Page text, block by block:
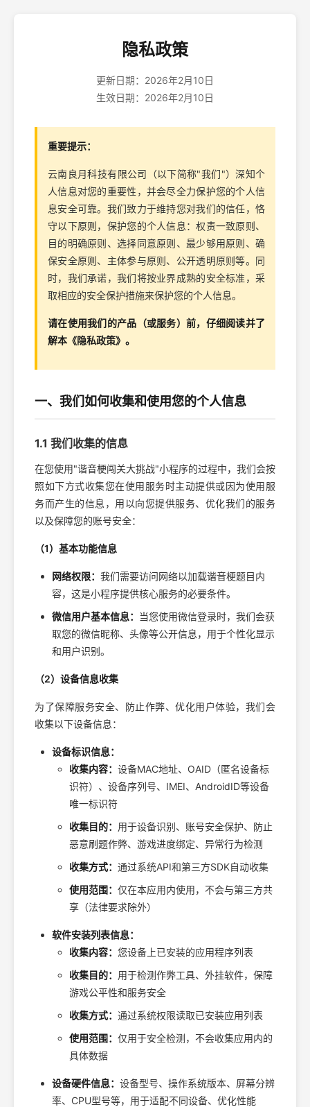
隐私政策
更新日期：2026年2月10日
生效日期：2026年2月10日
重要提示：
云南良月科技有限公司（以下简称"我们"）深知个
人信息对您的重要性，并会尽全力保护您的个人信
息安全可靠。我们致力于维持您对我们的信任，恪
守以下原则，保护您的个人信息：权责一致原则、
目的明确原则、选择同意原则、最少够用原则、确
保安全原则、主体参与原则、公开透明原则等。同
时，我们承诺，我们将按业界成熟的安全标准，采
取相应的安全保护措施来保护您的个人信息。
请在使用我们的产品（或服务）前，仔细阅读并了
解本《隐私政策》。
一、我们如何收集和使用您的个人信息
1.1 我们收集的信息
在您使用"谐音梗闯关大挑战"小程序的过程中，我们会按
照如下方式收集您在使用服务时主动提供或因为使用服
务而产生的信息，用以向您提供服务、优化我们的服务
以及保障您的账号安全：
（1）基本功能信息
网络权限： 我们需要访问网络以加载谐音梗题目内
容，这是小程序提供核心服务的必要条件。
微信用户基本信息：
当您使用微信登录时，我们会获
取您的微信昵称、头像等公开信息，用于个性化显示
和用户识别。
（2）设备信息收集
为了保障服务安全、防止作弊、优化用户体验，我们会
收集以下设备信息：
设备标识信息：
收集内容： 设备MAC地址、OAID（匿名设备标
识符）、设备序列号、IMEI、AndroidID等设备
唯一标识符
收集目的： 用于设备识别、账号安全保护、防止
恶意刷题作弊、游戏进度绑定、异常行为检测
收集方式： 通过系统API和第三方SDK自动收集
使用范围： 仅在本应用内使用，不会与第三方共
享（法律要求除外）
软件安装列表信息：
收集内容： 您设备上已安装的应用程序列表
收集目的： 用于检测作弊工具、外挂软件，保障
游戏公平性和服务安全
收集方式： 通过系统权限读取已安装应用列表
使用范围： 仅用于安全检测，不会收集应用内的
具体数据
设备硬件信息： 设备型号、操作系统版本、屏幕分辨
率、CPU型号等，用于适配不同设备、优化性能